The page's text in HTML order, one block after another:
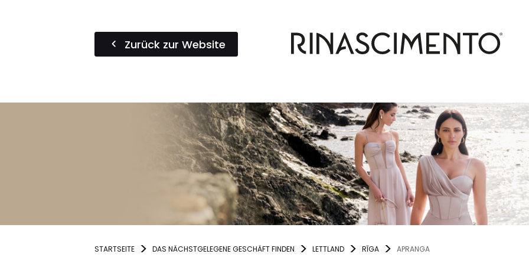
Zurück zur Website
STARTSEITE DAS NÄCHSTGELEGENE GESCHÄFT FINDEN LETTLAND RĪGA APRANGA